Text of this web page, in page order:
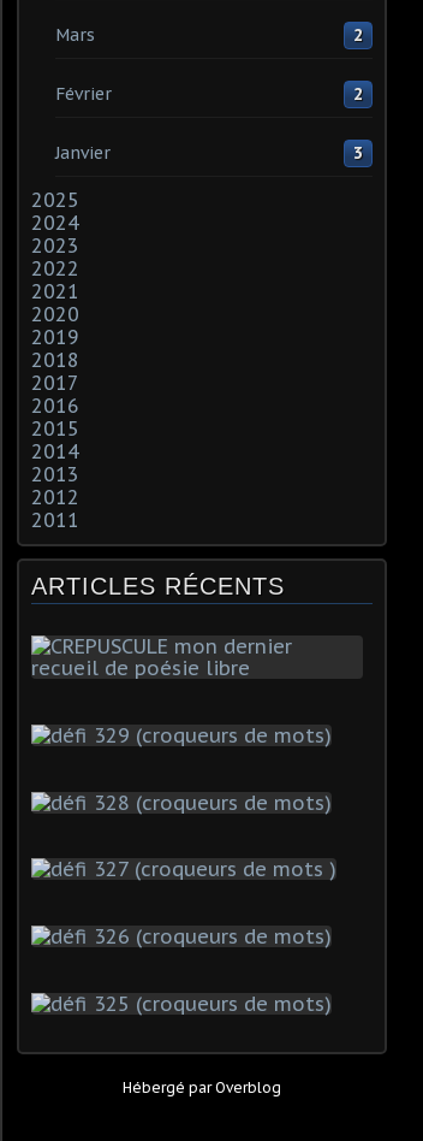
Mars 2
Février 2
Janvier 3
2025
2024
2023
2022
2021
2020
2019
2018
2017
2016
2015
2014
2013
2012
2011
ARTICLES RÉCENTS
Hébergé parOverblog